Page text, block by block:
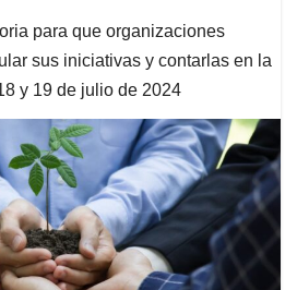
para que organizaciones
sus iniciativas y contarlas en la
y 19 de julio de 2024